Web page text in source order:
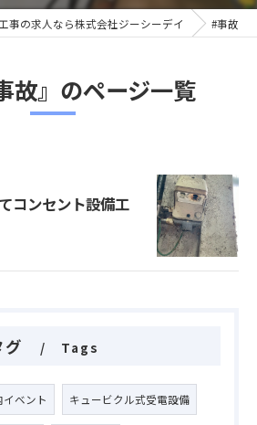
事の求人なら株式会社ジーシーデイ #事故
故』のページ一覧
コンセント設備工
グ Tags
イベント キュービクル式受電設備